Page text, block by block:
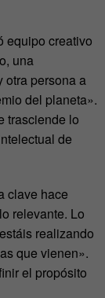
equipo creativo
una
otra persona a
del planeta».
trasciende lo
de
clave hace
relevante. Lo
realizando
que vienen».
el propósito